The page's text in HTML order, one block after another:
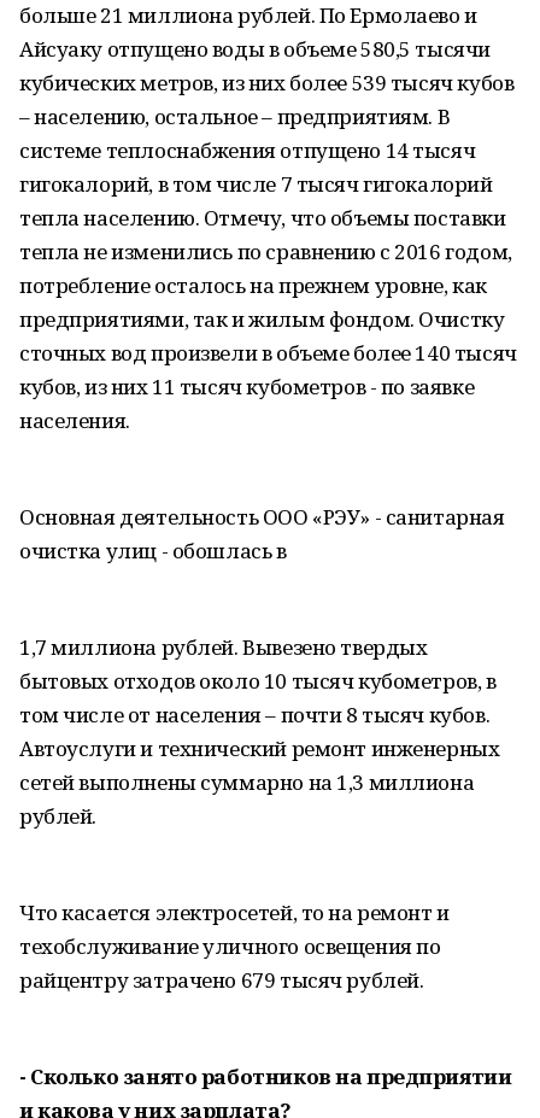
больше 21 миллиона рублей. По Ермолаево и
Айсуаку отпущено воды в объеме 580,5 тысячи
кубических метров, из них более 539 тысяч кубов
– населению, остальное – предприятиям. В
системе теплоснабжения отпущено 14 тысяч
гигокалорий, в том числе 7 тысяч гигокалорий
тепла населению. Отмечу, что объемы поставки
тепла не изменились по сравнению с 2016 годом,
потребление осталось на прежнем уровне, как
предприятиями, так и жилым фондом. Очистку
сточных вод произвели в объеме более 140 тысяч
кубов, из них 11 тысяч кубометров - по заявке
населения.
Основная деятельность ООО «РЭУ» - санитарная
очистка улиц - обошлась в
1,7 миллиона рублей. Вывезено твердых
бытовых отходов около 10 тысяч кубометров, в
том числе от населения – почти 8 тысяч кубов.
Автоуслуги и технический ремонт инженерных
сетей выполнены суммарно на 1,3 миллиона
рублей.
Что касается электросетей, то на ремонт и
техобслуживание уличного освещения по
райцентру затрачено 679 тысяч рублей.
- Сколько занято работников на предприятии
и какова у них зарплата?